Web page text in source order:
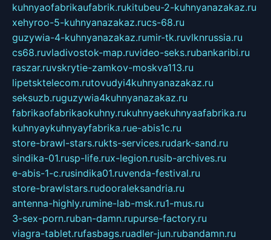
kuhnyaofabrikaufabrik.rukitubeu-2-kuhnyanazakaz.ru
xehyroo-5-kuhnyanazakaz.rucs-68.ru
guzywia-4-kuhnyanazakaz.rumir-tk.ruvlknrussia.ru
cs68.ruvladivostok-map.ruvideo-seks.rubankaribi.ru
raszar.ruvskrytie-zamkov-moskva113.ru
lipetsktelecom.rutovudyi4kuhnyanazakaz.ru
seksuzb.ruguzywia4kuhnyanazakaz.ru
fabrikaofabrikaokuhny.rukuhnyaekuhnyaafabrika.ru
kuhnyaykuhnyayfabrika.rue-abis1c.ru
store-brawl-stars.rukts-services.rudark-sand.ru
sindika-01.rusp-life.rux-legion.rusib-archives.ru
e-abis-1-c.rusindika01.ruvenda-festival.ru
store-brawlstars.rudooraleksandria.ru
antenna-highly.rumine-lab-msk.ru1-mus.ru
3-sex-porn.ruban-damn.rupurse-factory.ru
viagra-tablet.rufasbags.ruadler-jun.rubandamn.ru